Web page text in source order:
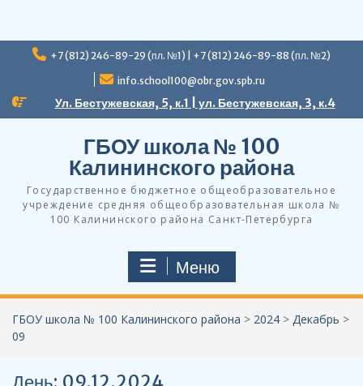
Перейти
+7 (812) 246-89-29 (пл. №1) | +7 (812) 246-89-88 (пл. №2)
info.school100@obr.gov.spb.ru
Ул. Бестужевская, 5, к.1 | ул. Бестужевская, 3, к.4
ГБОУ школа № 100
Калининского района
Государственное бюджетное общеобразовательное
учреждение средняя общеобразовательная школа №
100 Калининского района Санкт-Петербурга
Меню
ГБОУ школа № 100 Калининского района > 2024 > Декабрь >
09